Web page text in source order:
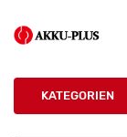
KATEGORIEN